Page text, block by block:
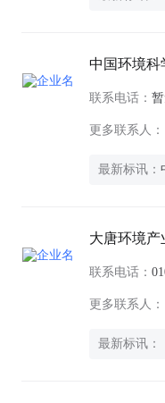
中国环境科
联系电话：
更多联系人：
最新标讯：
大唐环境产
联系电话：
更多联系人：
最新标讯：